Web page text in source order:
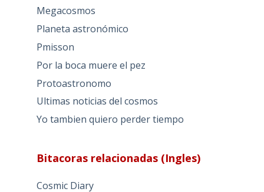
Megacosmos
Planeta astronómico
Pmisson
Por la boca muere el pez
Protoastronomo
Ultimas noticias del cosmos
Yo tambien quiero perder tiempo
Bitacoras relacionadas (Ingles)
Cosmic Diary